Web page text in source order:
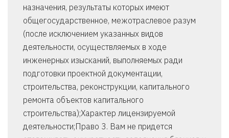
назначения, результаты которых имеют
общегосударственное, межотраслевое разум
(после исключением указанных видов
деятельности, осуществляемых в ходе
инженерных изысканий, выполняемых ради
подготовки проектной документации,
строительства, реконструкции, капитального
ремонта объектов капитального
строительства);Характер лицензируемой
деятельности;Право 3. Вам не придется